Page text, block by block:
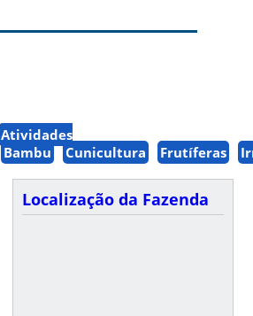
Atividades
Bambu Cunicultura Frutíferas
Localização da Fazenda